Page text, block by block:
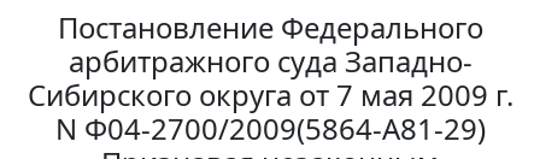
Постановление Федерального
арбитражного суда Западно-
Сибирского округа от 7 мая 2009 г.
N Ф04-2700/2009(5864-А81-29)